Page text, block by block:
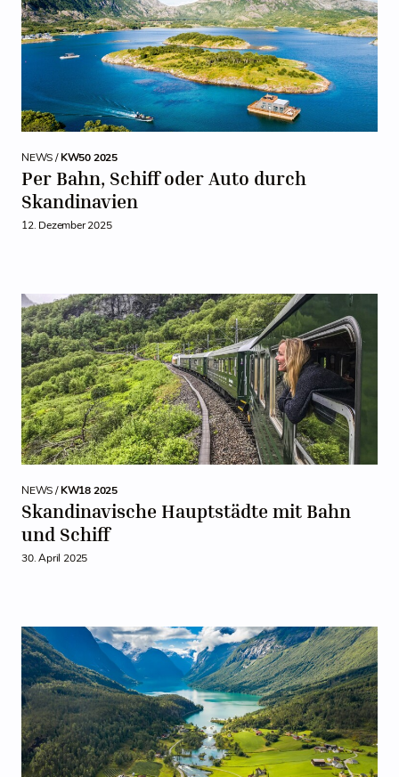
NEWS /KW50 2025
Per Bahn, Schiff oder Auto durch
Skandinavien
12. Dezember 2025
NEWS /KW18 2025
Skandinavische Hauptstädte mit Bahn
und Schiff
30. April 2025